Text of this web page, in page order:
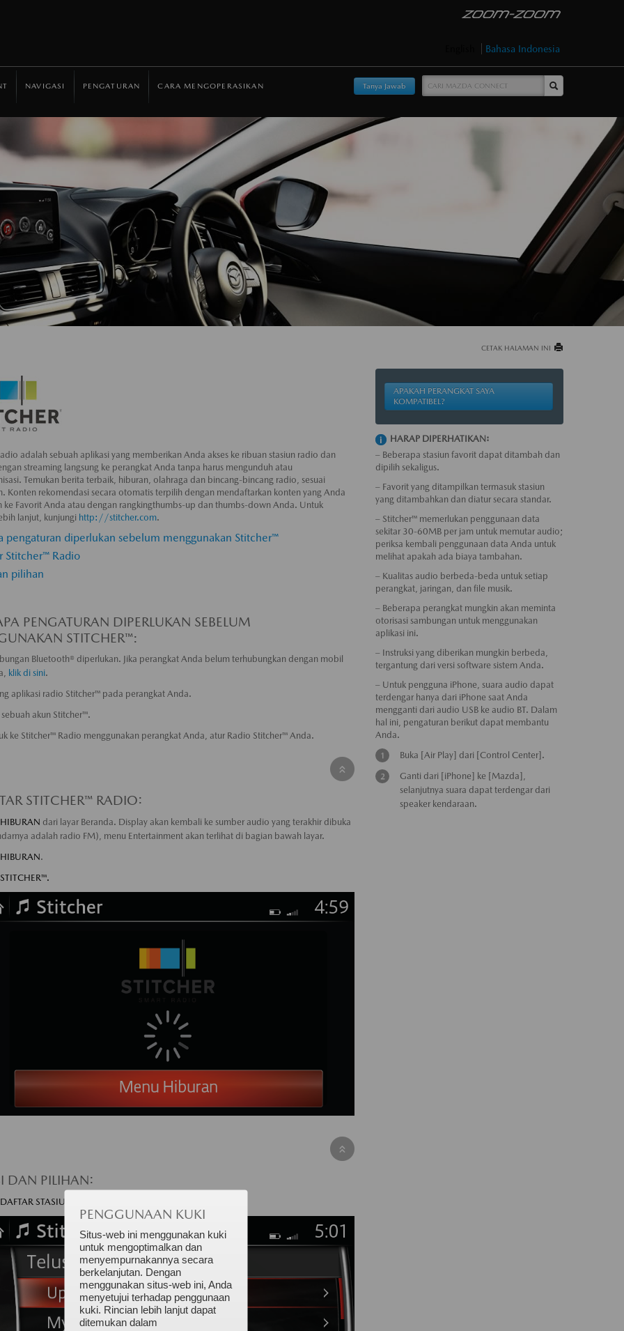
Bahasa Indonesia
NAVIGASI PENGATURAN CARA MENGOPERASIKAN Tanya Jawab
CETAK HALAMAN INI
adalah sebuah aplikasi yang memberikan Anda akses ke ribuan stasiun radio dan
streaming langsung ke perangkat Anda tanpa harus mengunduh atau
Temukan berita terbaik, hiburan, olahraga dan bincang-bincang radio, sesuai
Konten rekomendasi secara otomatis terpilih dengan mendaftarkan konten yang Anda
ke Favorit Anda atau dengan rangkingthumbs-up dan thumbs-down Anda. Untuk
lanjut, kunjungi http://stitcher.com.
pengaturan diperlukan sebelum menggunakan Stitcher™
Stitcher™ Radio
pilihan
PENGATURAN DIPERLUKAN SEBELUM
STITCHER™:
Bluetooth® diperlukan. Jika perangkat Anda belum terhubungkan dengan mobil
klik di sini.
aplikasi radio Stitcher™ pada perangkat Anda.
sebuah akun Stitcher™.
ke Stitcher™ Radio menggunakan perangkat Anda, atur Radio Stitcher™ Anda.
STITCHER™ RADIO:
HIBURAN dari layar Beranda. Display akan kembali ke sumber audio yang terakhir dibuka
adalah radio FM), menu Entertainment akan terlihat di bagian bawah layar.
HIBURAN.
STITCHER™.
DAN PILIHAN:
DAFTAR STASIUN
APAKAH PERANGKAT SAYA
KOMPATIBEL?
HARAP DIPERHATIKAN:
– Beberapa stasiun favorit dapat ditambah dan
dipilih sekaligus.
– Favorit yang ditampilkan termasuk stasiun
yang ditambahkan dan diatur secara standar.
– Stitcher™ memerlukan penggunaan data
sekitar 30-60MB per jam untuk memutar audio;
periksa kembali penggunaan data Anda untuk
melihat apakah ada biaya tambahan.
– Kualitas audio berbeda-beda untuk setiap
perangkat, jaringan, dan file musik.
– Beberapa perangkat mungkin akan meminta
otorisasi sambungan untuk menggunakan
aplikasi ini.
– Instruksi yang diberikan mungkin berbeda,
tergantung dari versi software sistem Anda.
– Untuk pengguna iPhone, suara audio dapat
terdengar hanya dari iPhone saat Anda
mengganti dari audio USB ke audio BT. Dalam
hal ini, pengaturan berikut dapat membantu
Anda.
Buka [Air Play] dari [Control Center].
Ganti dari [iPhone] ke [Mazda],
selanjutnya suara dapat terdengar dari
speaker kendaraan.
PENGGUNAAN KUKI
Situs-web ini menggunakan kuki
untuk mengoptimalkan dan
menyempurnakannya secara
berkelanjutan. Dengan
menggunakan situs-web ini, Anda
menyetujui terhadap penggunaan
kuki. Rincian lebih lanjut dapat
ditemukan dalam